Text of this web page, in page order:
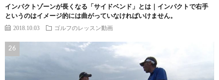
インパクトゾーンが長くなる「サイドベンド」とは｜インパクトで右手
というのはイメージ的には曲がっていなければいけません。
2018.10.03 ゴルフのレッスン動画